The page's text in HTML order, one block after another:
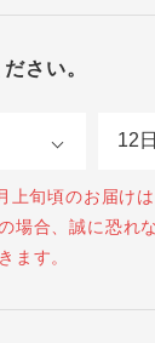
さい。
旬頃のお届け
場合、誠に恐れ
ます。